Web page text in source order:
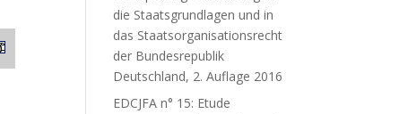
die Staatsgrundlagen und in
das Staatsorganisationsrecht
der Bundesrepublik
Deutschland, 2. Auflage 2016
EDCJFA n° 15: Etude